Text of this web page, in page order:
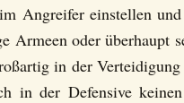
Angreifer einstellen
Armeen oder überhaupt
in der
in der Defensive